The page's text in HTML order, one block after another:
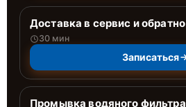
Доставка в сервис и обратно
30 мин
Записаться
Промывка водяного фильтра